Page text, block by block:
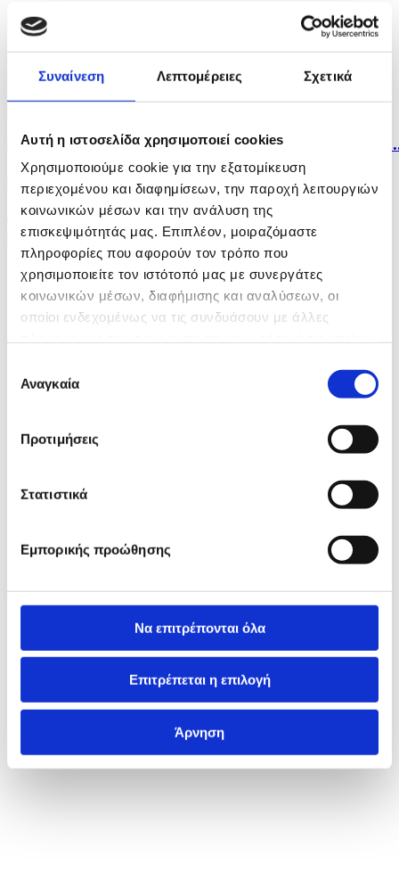
Συναίνεση Λεπτομέρειες Σχετικά
Αυτή η ιστοσελίδα χρησιμοποιεί cookies
Χρησιμοποιούμε cookie για την εξατομίκευση
περιεχομένου και διαφημίσεων, την παροχή λειτουργιών
κοινωνικών μέσων και την ανάλυση της
επισκεψιμότητάς μας. Επιπλέον, μοιραζόμαστε
πληροφορίες που αφορούν τον τρόπο που
χρησιμοποιείτε τον ιστότοπό μας με συνεργάτες
κοινωνικών μέσων, διαφήμισης και αναλύσεων, οι
οποίοι ενδεχομένως να τις συνδυάσουν με άλλες
των υπηρεσιών τους.
συγκατάθεσης
Αναγκαία
Προτιμήσεις
Στατιστικά
Εμπορικής προώθησης
Να επιτρέπονται όλα
Επιτρέπεται η επιλογή
Άρνηση
πριν 3 ώρες
Στην παρουσία ΠτΔ και άλλων επισήμων τιμήθηκε η
μνήμη...
Η Σόφια κατηγορεί το Κίεβο για το μη
πριν 4 ώρες
Λίβανος: Η Βηρυτός αναφέρει ισραηλινή εισβολή σε
ένα...